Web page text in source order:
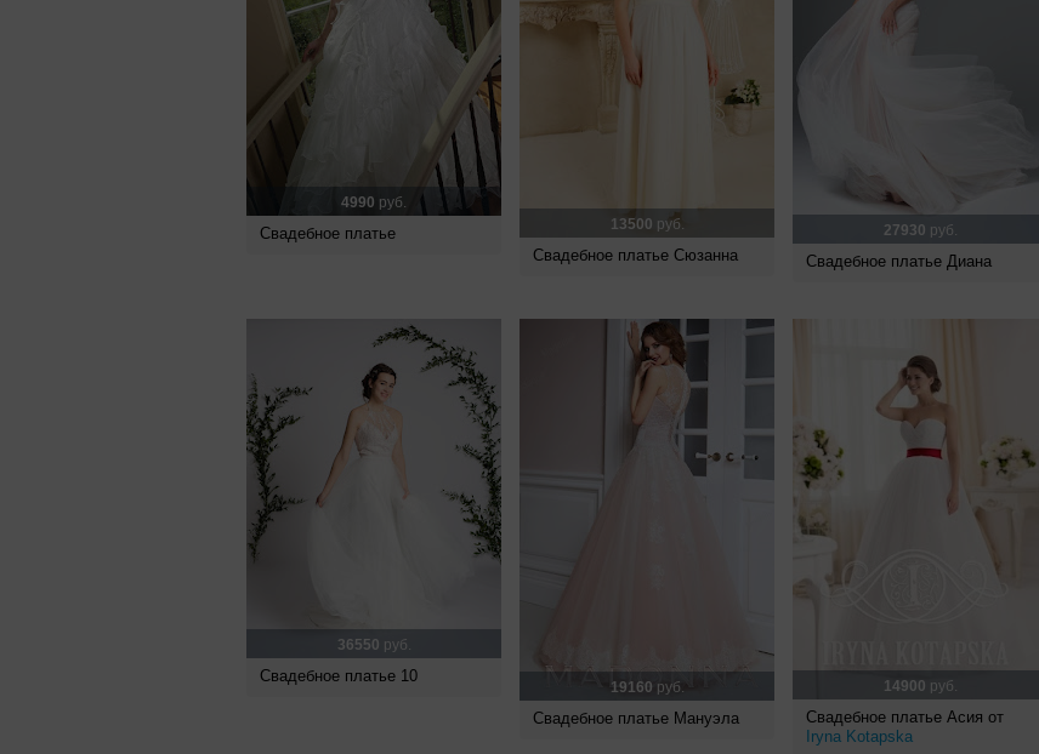
4990 руб.
Свадебное платье 13500 руб.
Свадебное платье Сюзанна
27930 руб.
Свадебное платье Диана
36550 руб.
Свадебное платье 10
19160 руб.
Свадебное платье Мануэла
14900 руб.
Свадебное платье Асия от
Iryna Kotapska